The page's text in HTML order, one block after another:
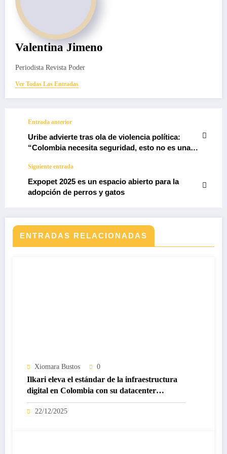
Valentina Jimeno
Periodista Revista Poder
Ver Todas Las Entradas
Entrada anterior
Uribe advierte tras ola de violencia política:
“Colombia necesita seguridad, esto no es una
Siguiente entrada
Expopet 2025 es un espacio abierto para la
adopción de perros y gatos
ENTRADAS RELACIONADAS
Xiomara Bustos 0
Ilkari eleva el estándar de la infraestructura
digital en Colombia con su datacenter
certificado Nivel IV de ICREA
22/12/2025